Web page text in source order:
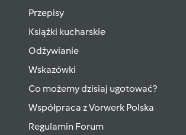
Przepisy
Książki kucharskie
Odżywianie
Wskazówki
Co możemy dzisiaj ugotować?
Współpraca z Vorwerk Polska
Regulamin Forum